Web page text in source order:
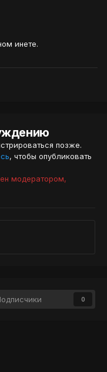
инете.
позже.
, чтобы опубликовать
модератором,
0